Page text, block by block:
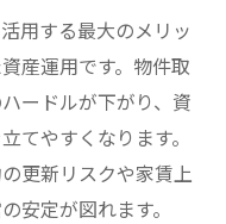
用する最大のメリッ
産運用です。物件取
ードルが下がり、資
てやすくなります。
更新リスクや家賃上
安定が図れます。